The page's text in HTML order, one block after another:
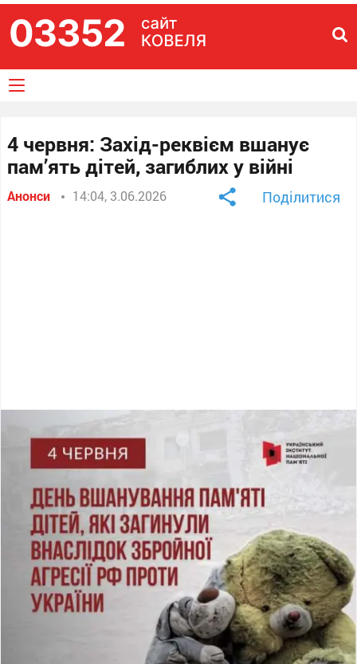
4 червня: Захід-реквієм вшанує
пам’ять дітей, загиблих у війні
Анонси 14:04, 3.06.2026 Поділитися